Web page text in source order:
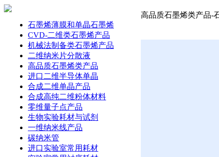
石墨烯薄膜和单晶石墨烯
CVD-二维类石墨烯产品
机械法制备类石墨烯产品
二维纳米片分散液
高品质石墨烯类产品
进口二维半导体单晶
合成二维单晶产品
合成高纯二维粉体材料
零维量子点产品
生物实验耗材与试剂
一维纳米线产品
碳纳米管
进口实验室常用耗材
高品质石墨烯类产品-